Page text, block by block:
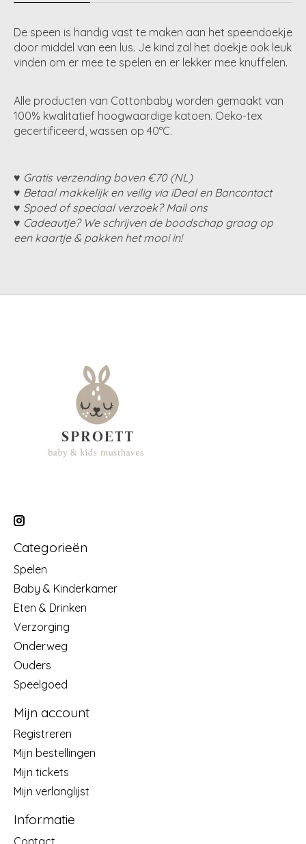
De speen is handig vast te maken aan het speendoekje
door middel van een lus. Je kind zal het doekje ook leuk
vinden om er mee te spelen en er lekker mee knuffelen.
Alle producten van Cottonbaby worden gemaakt van
100% kwalitatief hoogwaardige katoen. Oeko-tex
gecertificeerd, wassen op 40°C.
♥ Gratis verzending boven €70 (NL)
♥ Betaal makkelijk en veilig via iDeal en Bancontact
♥ Spoed of speciaal verzoek? Mail ons
♥ Cadeautje? We schrijven de boodschap graag op
een kaartje & pakken het mooi in!
Categorieën
Spelen
Baby & Kinderkamer
Eten & Drinken
Verzorging
Onderweg
Ouders
Speelgoed
Mijn account
Registreren
Mijn bestellingen
Mijn tickets
Mijn verlanglijst
Informatie
Contact